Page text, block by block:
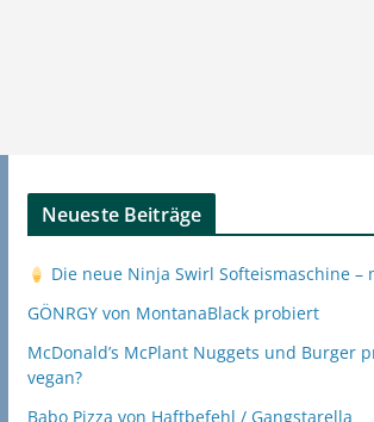
Neueste Beiträge
Die neue Ninja Swirl Softeismaschine –
GÖNRGY von MontanaBlack probiert
McDonald’s McPlant Nuggets und Burger
vegan?
Babo Pizza von Haftbefehl / Gangstarella